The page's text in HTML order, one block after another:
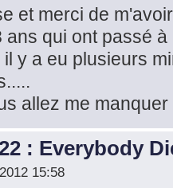
et merci de
qui ont passé
y a eu plusieurs
allez me manquer
: Everybody
15:58